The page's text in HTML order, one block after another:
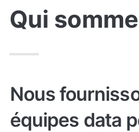
Qui
Nous
équipes data